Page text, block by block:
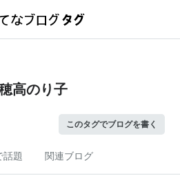
高のり子
このタグでブログを書く
話題 関連ブログ